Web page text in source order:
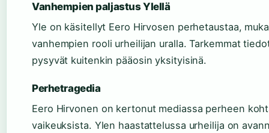
Vanhempien paljastus Ylellä
Yle on käsitellyt Eero Hirvosen perhetaustaa,
vanhempien rooli urheilijan uralla. Tarkemmat
pysyvät kuitenkin pääosin yksityisinä.
Perhetragedia
Eero Hirvonen on kertonut mediassa perheen
vaikeuksista. Ylen haastattelussa urheilija on